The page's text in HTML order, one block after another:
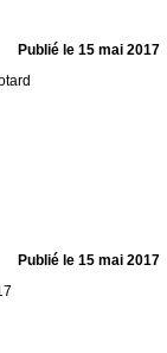
Publié le 15 mai 2017
Publié le 15 mai 2017